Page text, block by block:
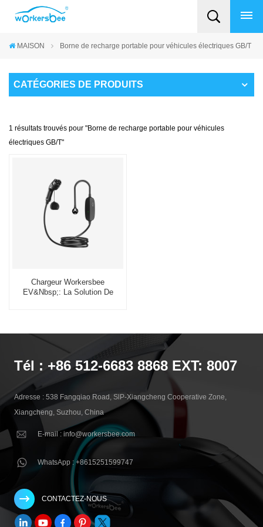
MAISON Borne de recharge portable pour véhicules électriques GB/T
CATÉGORIES DE PRODUITS
1 résultats trouvés pour "Borne de recharge portable pour véhicules
électriques GB/T"
Chargeur Workersbee
EV&nbsp;: La Solution De
Tél : +86 512-6683 8868 EXT: 8007
Adresse : 538 Fangqiao Road, SlP-Xiangcheng Cooperative Zone,
Xiangcheng, Suzhou, China
E-mail : info@workersbee.com
WhatsApp : +8615251599747
CONTACTEZ-NOUS